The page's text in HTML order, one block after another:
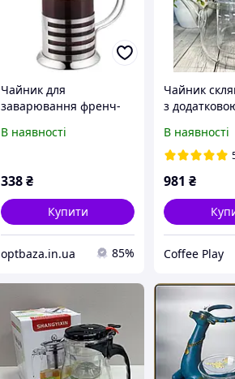
Чайник для
заварювання френч-
колбою на 1 л і
В наявності
338₴
Купити
optbaza.in.ua 85%
Чайник
з
800 мл (58681)
В наявності
981 ₴
Coffee Play